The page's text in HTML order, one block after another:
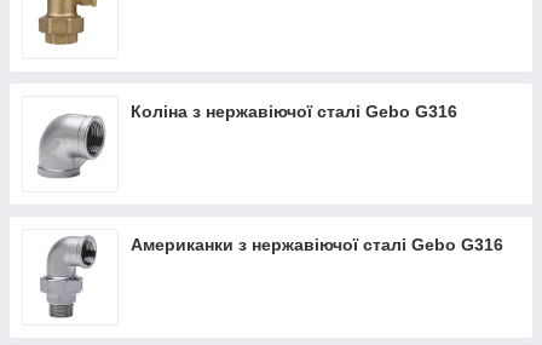
Коліна з нержавіючої сталі Gebo G316
Американки з нержавіючої сталі Gebo G316